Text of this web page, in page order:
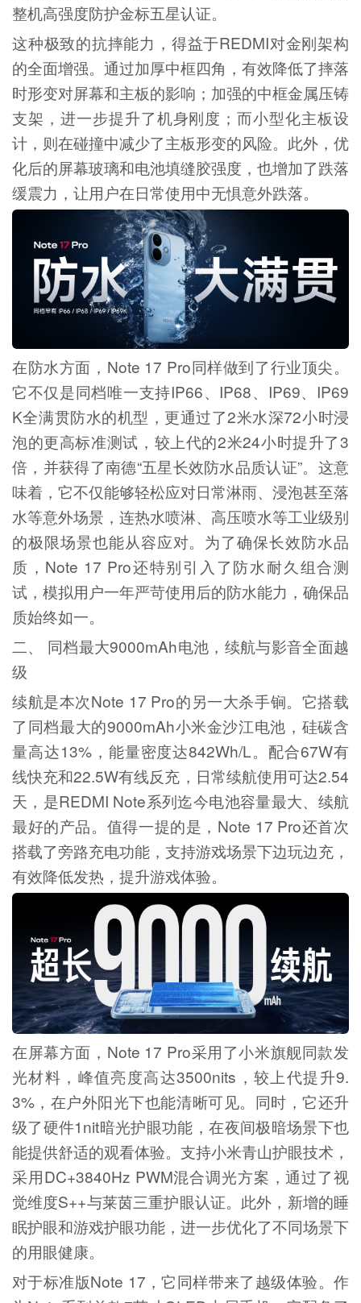
整机高强度防护金标五星认证。
这种极致的抗摔能力，得益于REDMI对金刚架构
的全面增强。通过加厚中框四角，有效降低了摔落
时形变对屏幕和主板的影响；加强的中框金属压铸
支架，进一步提升了机身刚度；而小型化主板设
计，则在碰撞中减少了主板形变的风险。此外，优
化后的屏幕玻璃和电池填缝胶强度，也增加了跌落
缓震力，让用户在日常使用中无惧意外跌落。
在防水方面，Note 17 Pro同样做到了行业顶尖。
它不仅是同档唯一支持IP66、IP68、IP69、IP69
K全满贯防水的机型，更通过了2米水深72小时浸
泡的更高标准测试，较上代的2米24小时提升了3
倍，并获得了南德“五星长效防水品质认证”。这意
味着，它不仅能够轻松应对日常淋雨、浸泡甚至落
水等意外场景，连热水喷淋、高压喷水等工业级别
的极限场景也能从容应对。为了确保长效防水品
质，Note 17 Pro还特别引入了防水耐久组合测
试，模拟用户一年严苛使用后的防水能力，确保品
质始终如一。
二、 同档最大9000mAh电池，续航与影音全面越
级
续航是本次Note 17 Pro的另一大杀手锏。它搭载
了同档最大的9000mAh小米金沙江电池，硅碳含
量高达13%，能量密度达842Wh/L。配合67W有
线快充和22.5W有线反充，日常续航使用可达2.54
天，是REDMI Note系列迄今电池容量最大、续航
最好的产品。值得一提的是，Note 17 Pro还首次
搭载了旁路充电功能，支持游戏场景下边玩边充，
有效降低发热，提升游戏体验。
在屏幕方面，Note 17 Pro采用了小米旗舰同款发
光材料，峰值亮度高达3500nits，较上代提升9.
3%，在户外阳光下也能清晰可见。同时，它还升
级了硬件1nit暗光护眼功能，在夜间极暗场景下也
能提供舒适的观看体验。支持小米青山护眼技术，
采用DC+3840Hz PWM混合调光方案，通过了视
觉维度S++与莱茵三重护眼认证。此外，新增的睡
眠护眼和游戏护眼功能，进一步优化了不同场景下
的用眼健康。
对于标准版Note 17，它同样带来了越级体验。作